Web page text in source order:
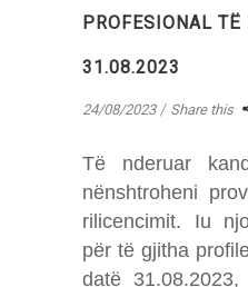
PROFESIONAL
31.08.2023
24/08/2023 Share this
Të nderuar
nënshtroheni
rilicencimit. Iu
për të gjitha
datë